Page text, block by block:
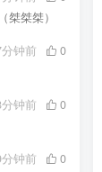
桀桀桀）
钟前
0
钟前
0
钟前
0